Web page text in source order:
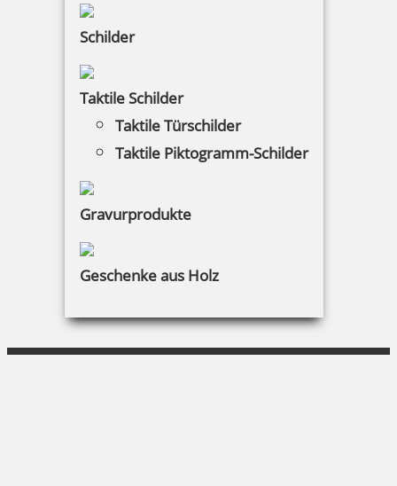
Schilder
Taktile Schilder
Taktile Türschilder
Taktile Piktogramm-Schilder
Gravurprodukte
Geschenke aus Holz
KUNDENBEREICH
Mein Konto
Kundenservice
KONTAKT
UNI Schreibbedarf
089 284420